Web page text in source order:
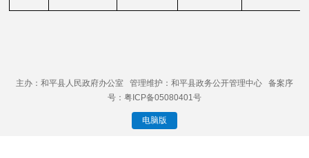
主办：和平县人民政府办公室 管理维护：和平县政务公开管理中心 备案序
号：粤ICP备05080401号
电脑版